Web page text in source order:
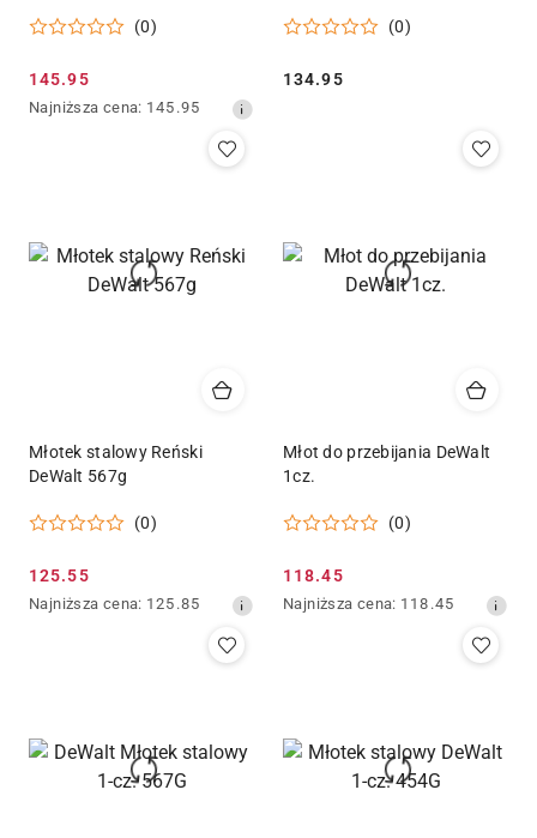
(0)
Cena
promocyjna:
145.95
Najniższa
Najniższa cena: 145.95
(0)
Cena:
134.95
Młotek stalowy Reński
DeWalt 567g
(0)
Cena
promocyjna:
125.55
Najniższa
Najniższa cena: 125.85
Młot do przebijania DeWalt
1cz.
(0)
Cena
promocyjna:
118.45
Najniższa
Najniższa cena: 118.45